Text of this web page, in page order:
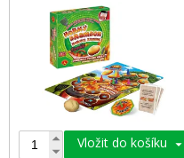
Vložit do košíku